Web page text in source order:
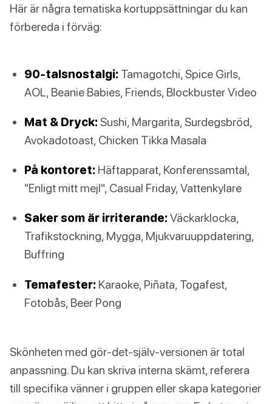
Här är några tematiska kortuppsättningar du kan
förbereda i förväg:
90-talsnostalgi: Tamagotchi, Spice Girls,
AOL, Beanie Babies, Friends, Blockbuster Video
Mat & Dryck: Sushi, Margarita, Surdegsbröd,
Avokadotoast, Chicken Tikka Masala
På kontoret: Häftapparat, Konferenssamtal,
"Enligt mitt mejl", Casual Friday, Vattenkylare
Saker som är irriterande: Väckarklocka,
Trafikstockning, Mygga, Mjukvaruuppdatering,
Buffring
Temafester: Karaoke, Piñata, Togafest,
Fotobås, Beer Pong
Skönheten med gör-det-själv-versionen är total
anpassning. Du kan skriva interna skämt, referera
till specifika vänner i gruppen eller skapa kategorier